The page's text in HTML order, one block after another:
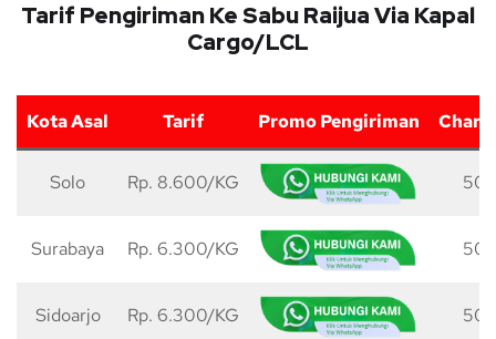
Tarif Pengiriman Ke Sabu Raijua Via Kapal
Cargo/LCL
Kota Asal Tarif Promo Pengiriman
Solo Rp. 8.600/KG 50
Surabaya Rp. 6.300/KG 50
Sidoarjo Rp. 6.300/KG 50